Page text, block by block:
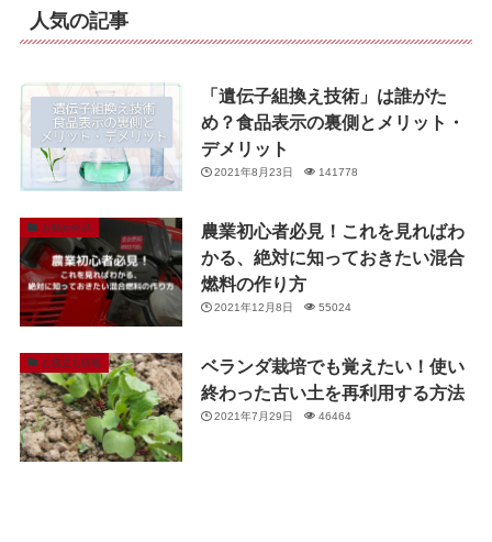
人気の記事
「遺伝子組換え技術」は誰がた
め？食品表示の裏側とメリット・
デメリット
2021年8月23日 141778
お勧め商品
農業初心者必見！これを見ればわ
かる、絶対に知っておきたい混合
燃料の作り方
2021年12月8日 55024
お役立ち情報
ベランダ栽培でも覚えたい！使い
終わった古い土を再利用する方法
2021年7月29日 46464